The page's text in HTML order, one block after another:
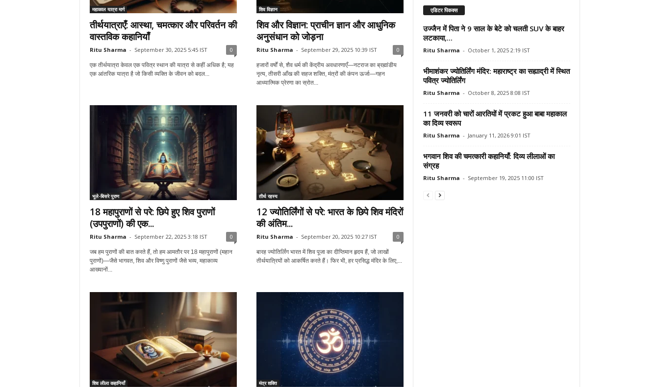
महाकाल यात्रा मार्ग
तीर्थयात्राएँ: आस्था, चमत्कार और परिवर्तन की
वास्तविक कहानियाँ
Ritu Sharma - September 30, 2025 5:45 IST 0
एक तीर्थयात्रा केवल एक पवित्र स्थान की यात्रा से कहीं अधिक है; यह
एक आंतरिक यात्रा है जो किसी व्यक्ति के जीवन को बदल...
शिव विज्ञान
शिव और विज्ञान: प्राचीन ज्ञान और आधुनिक
अनुसंधान को जोड़ना
Ritu Sharma - September 29, 2025 10:39 IST 0
हजारों वर्षों से, शैव धर्म की केंद्रीय अवधारणाएँ—नटराज का ब्रह्मांडीय
नृत्य, तीसरी आँख की सहज शक्ति, मंत्रों की कंपन ऊर्जा—गहन
आध्यात्मिक प्रेरणा का स्रोत...
भूले-बिसरे पुराण
18 महापुराणों से परे: छिपे हुए शिव पुराणों
(उपपुराणों) की एक...
Ritu Sharma - September 22, 2025 3:18 IST 0
जब हम पुराणों की बात करते हैं, तो हम आमतौर पर 18 महापुराणों (महान
पुराणों)—जैसे भागवत, शिव और विष्णु पुराणों जैसे भव्य, महाकाव्य
आख्यानों...
तीर्थ रहस्य
12 ज्योतिर्लिंगों से परे: भारत के छिपे शिव मंदिरों
की अंतिम...
Ritu Sharma - September 20, 2025 10:27 IST 0
बारह ज्योतिर्लिंग भारत में शिव पूजा का दीप्तिमान हृदय हैं, जो लाखों
तीर्थयात्रियों को आकर्षित करते हैं। फिर भी, हर प्रसिद्ध मंदिर के लिए,...
शिव लीला कहानियाँ मंत्र शक्ति
एडिटर पिकक्स
उज्जैन में पिता ने 9 साल के बेटे को चलती SUV के बाहर
लटकाया,...
Ritu Sharma - October 1, 2025 2:19 IST
भीमाशंकर ज्योतिर्लिंग मंदिर: महाराष्ट्र का सह्याद्री में स्थित
पवित्र ज्योतिर्लिंग
Ritu Sharma - October 8, 2025 8:08 IST
11 जनवरी को चारों आरतियों में प्रकट हुआ बाबा महाकाल
का दिव्य स्वरूप
Ritu Sharma - January 11, 2026 9:01 IST
भगवान शिव की चमत्कारी कहानियाँ: दिव्य लीलाओं का
संग्रह
Ritu Sharma - September 19, 2025 11:00 IST